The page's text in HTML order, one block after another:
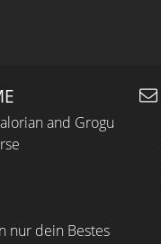
and Grogu
nur dein Bestes